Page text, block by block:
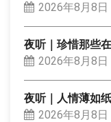
2026年8月8日
夜听｜珍惜那些
2026年8月8日
夜听｜人情薄如
2026年8月8日